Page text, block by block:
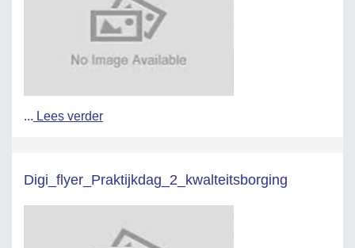
... Lees verder
Digi_flyer_Praktijkdag_2_kwalteitsborging